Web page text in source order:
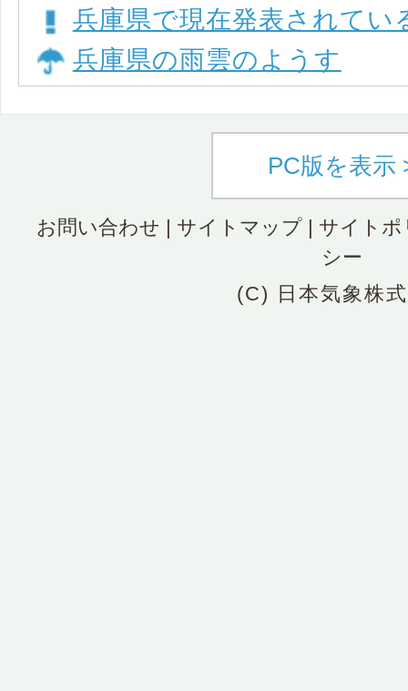
兵庫県で現在発表されてい
兵庫県の雨雲のようす
PC版を表示
お問い合わせ | サイトマップ| サイトポ
シー
(C) 日本気象株